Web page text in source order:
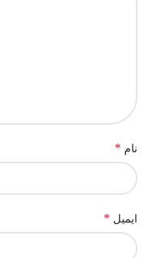
نام *
ایمیل *